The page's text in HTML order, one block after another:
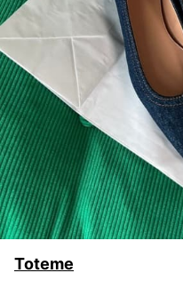
Toteme